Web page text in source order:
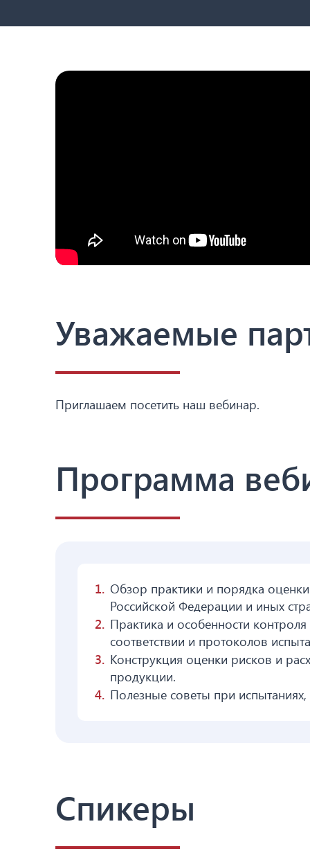
Уважаемые
Приглашаем посетить наш вебинар.
Программа
Обзор практики и порядка
Российской Федерации и иных
Практика и особенности
соответствии и протоколов
Конструкция оценки рисков и
продукции.
Полезные советы при
Спикеры